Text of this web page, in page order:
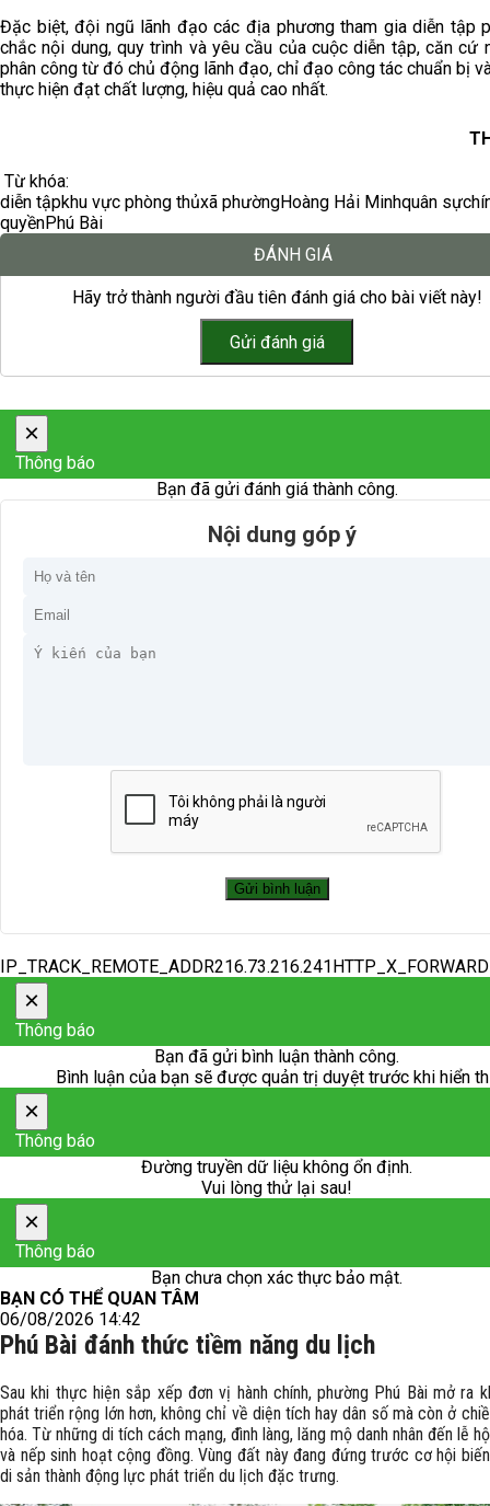
Đặc biệt, đội ngũ lãnh đạo các địa phương tham gia diễn tập
chắc nội dung, quy trình và yêu cầu của cuộc diễn tập, căn cứ
phân công từ đó chủ động lãnh đạo, chỉ đạo công tác chuẩn bị
thực hiện đạt chất lượng, hiệu quả cao nhất.
Từ khóa:
diễn tậpkhu vực phòng thủxã phườngHoàng Hải Minhquân sự
quyềnPhú Bài
ĐÁNH GIÁ
Hãy trở thành người đầu tiên đánh giá cho bài viết này!
×
Thông báo
Bạn đã gửi đánh giá thành công.
Nội dung góp ý
×
Thông báo
Bạn đã gửi bình luận thành công.
Bình luận của bạn sẽ được quản trị duyệt trước khi hiển
×
Thông báo
Đường truyền dữ liệu không ổn định.
Vui lòng thử lại sau!
×
Thông báo
Bạn chưa chọn xác thực bảo mật.
BẠN CÓ THỂ QUAN TÂM
06/08/2026 14:42
Phú Bài đánh thức tiềm năng du lịch
Sau khi thực hiện sắp xếp đơn vị hành chính, phường Phú Bài mở ra
phát triển rộng lớn hơn, không chỉ về diện tích hay dân số mà còn ở
hóa. Từ những di tích cách mạng, đình làng, lăng mộ danh nhân đến lễ
và nếp sinh hoạt cộng đồng. Vùng đất này đang đứng trước cơ hội
di sản thành động lực phát triển du lịch đặc trưng.